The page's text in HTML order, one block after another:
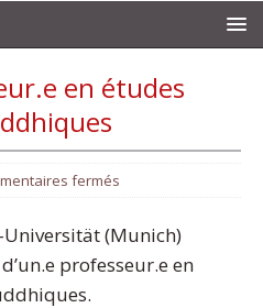
en études
fermés
(Munich)
professeur.e en